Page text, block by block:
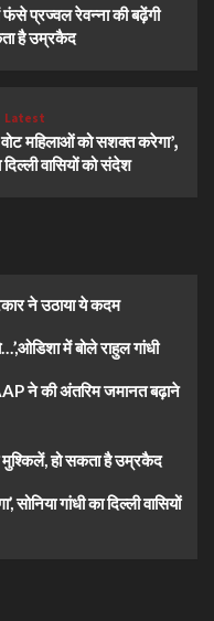
प्रज्वल रेवन्ना की बढ़ेंगी
है उम्रकैद
Latest
महिलाओं को सशक्त करेगा’,
दिल्ली वासियों को संदेश
ने उठाया ये कदम
में बोले राहुल गांधी
ने की अंतरिम जमानत बढ़ाने
हो सकता है उम्रकैद
गांधी का दिल्ली वासियों